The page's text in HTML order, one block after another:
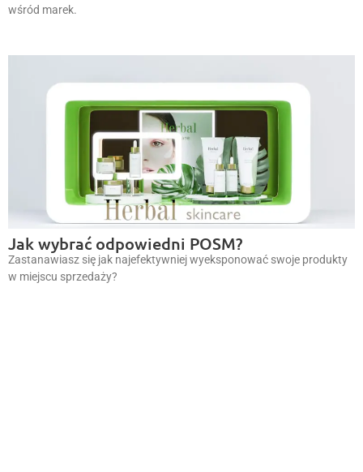
wśród marek.
Jak wybrać odpowiedni POSM?
Zastanawiasz się jak najefektywniej wyeksponować swoje produkty
w miejscu sprzedaży?